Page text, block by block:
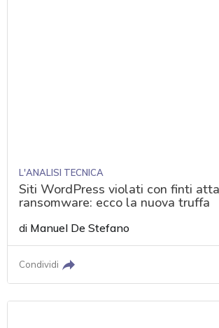
L'ANALISI TECNICA
Siti WordPress violati con finti
ransomware: ecco la nuova truffa
di Manuel De Stefano
Condividi